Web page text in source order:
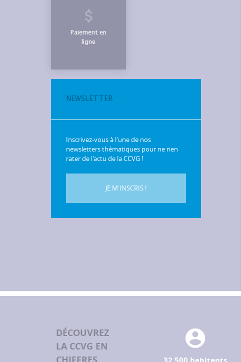
Paiement en
ligne
NEWSLETTER
Inscrivez-vous à l'une de nos
newsletters thématiques pour ne rien
rater de l'actu de la CCVG !
JE M'INSCRIS !
DÉCOUVREZ
LA CCVG EN